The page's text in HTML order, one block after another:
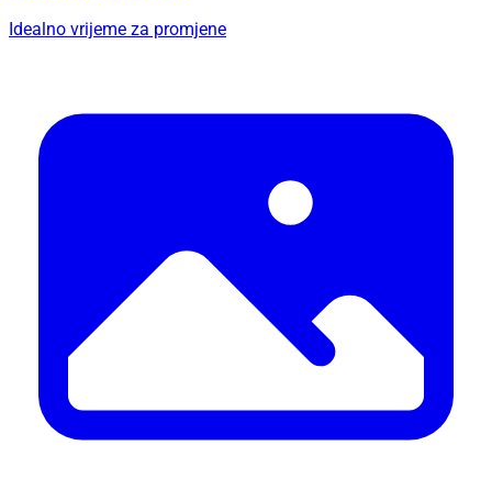
Idealno vrijeme za promjene